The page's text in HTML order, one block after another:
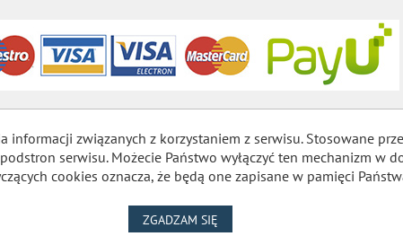
informacji związanych z korzystaniem z serwisu. Stosowane
serwisu. Możecie Państwo wyłączyć ten mechanizm w
cookies oznacza, że będą one zapisane w pamięci
ZGADZAM SIĘ